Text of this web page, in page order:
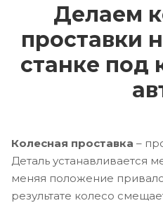
Делаем
проставки
станке под
Колесная проставка –
Деталь устанавливается
меняя положение
результате колесо